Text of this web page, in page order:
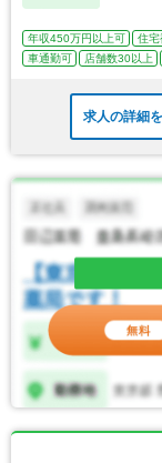
年収450万円以上可 住宅
車通勤可
店舗数30以上
求人の詳細